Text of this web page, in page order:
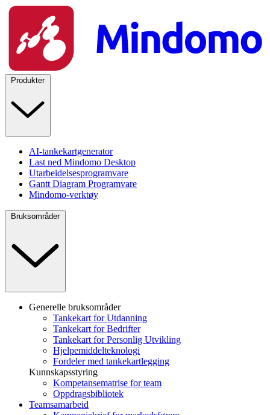
Produkter
AI-tankekartgenerator
Last ned Mindomo Desktop
Utarbeidelsesprogramvare
Gantt Diagram Programvare
Mindomo-verktøy
Bruksområder
Generelle bruksområder
Tankekart for Utdanning
Tankekart for Bedrifter
Tankekart for Personlig Utvikling
Hjelpemiddelteknologi
Fordeler med tankekartlegging
Kunnskapsstyring
Kompetansematrise for team
Oppdragsbibliotek
Teamsamarbeid